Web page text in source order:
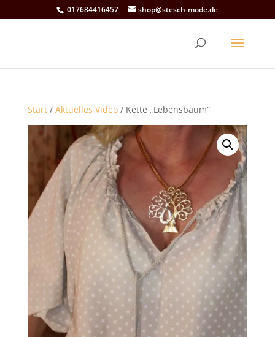
017684416457 shop@stesch-mode.de
Start/ Aktuelles Video/ Kette „Lebensbaum“